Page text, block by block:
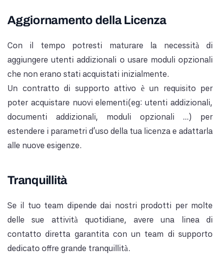
Aggiornamento della Licenza
Con il tempo potresti maturare la necessità di
aggiungere utenti addizionali o usare moduli opzionali
che non erano stati acquistati inizialmente.
Un contratto di supporto attivo è un requisito per
poter acquistare nuovi elementi(eg: utenti addizionali,
documenti addizionali, moduli opzionali ...) per
estendere i parametri d'uso della tua licenza e adattarla
alle nuove esigenze.
Tranquillità
Se il tuo team dipende dai nostri prodotti per molte
delle sue attività quotidiane, avere una linea di
contatto diretta garantita con un team di supporto
dedicato offre grande tranquillità.